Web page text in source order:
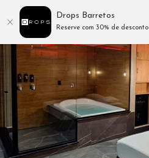
Drops Barretos
Reserve com 30% de desconto